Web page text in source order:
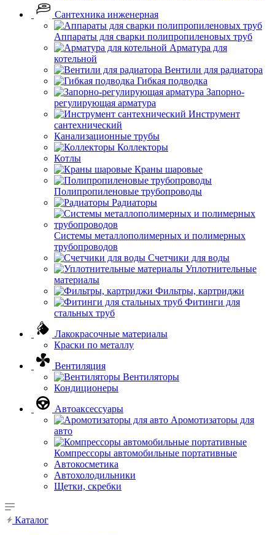
Сантехника инженерная
Аппараты для сварки полипропиленовых труб
Арматура для
котельной
Вентили для радиатора
Гибкая подводка
Запорно-
регулирующая арматура
Инструмент
сантехнический
Канализационные трубы
Коллекторы
Котлы
Краны шаровые
Полипропиленовые трубопроводы
Радиаторы
Системы металлополимерных и полимерных
трубопроводов
Счетчики для воды
Уплотнительные
материалы
Фильтры, картриджи
Фитинги для
стальных труб
Лакокрасочные материалы
Краски по металлу
Вентиляция
Вентиляторы
Кондиционеры
Автоаксессуары
Аромотизаторы для
авто
Компрессоры автомобильные портативные
Автокосметика
Автохолодильники
Щетки, скребки
Каталог